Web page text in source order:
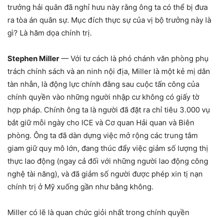
trưởng hải quân đã nghỉ hưu này rằng ông ta có thể bị đưa
ra tòa án quân sự. Mục đích thực sự của vị bộ trưởng này là
gì? Là hăm dọa chính trị.
Stephen Miller — Với tư cách là phó chánh văn phòng phụ
trách chính sách và an ninh nội địa, Miller là một kẻ mị dân
tàn nhẫn, là động lực chính đằng sau cuộc tấn công của
chính quyền vào những người nhập cư không có giấy tờ
hợp pháp. Chính ông ta là người đã đặt ra chỉ tiêu 3.000 vụ
bắt giữ mỗi ngày cho ICE và Cơ quan Hải quan và Biên
phòng. Ông ta đã dàn dựng việc mở rộng các trung tâm
giam giữ quy mô lớn, đang thúc đẩy việc giảm số lượng thị
thực lao động (ngay cả đối với những người lao động công
nghệ tài năng), và đã giảm số người được phép xin tị nạn
chính trị ở Mỹ xuống gần như bằng không.
Miller có lẽ là quan chức giỏi nhất trong chính quyền